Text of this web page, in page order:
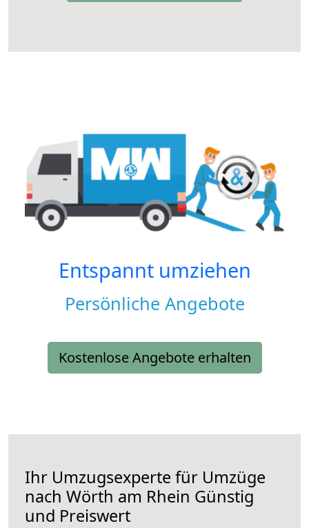
Entspannt umziehen
Persönliche Angebote
Kostenlose Angebote erhalten
Ihr Umzugsexperte für Umzüge
nach Wörth am Rhein Günstig
und Preiswert